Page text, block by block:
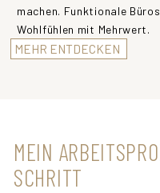
machen. Funktionale
Wohlfühlen mit Mehrwert.
MEHR ENTDECKEN
MEIN
SCHRITT